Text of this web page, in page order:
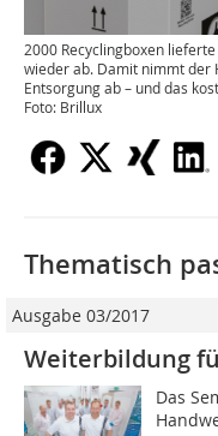
2000 Recyclingboxen
wieder ab. Damit nimmt der
Entsorgung ab – und das
Foto: Brillux
Thematisch
Ausgabe 03/2017
Weiterbildung
Das